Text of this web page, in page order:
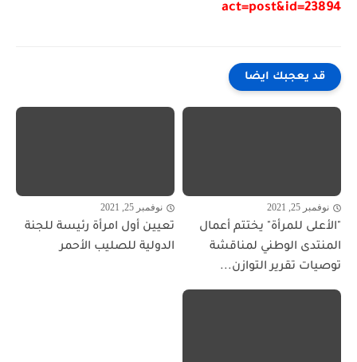
act=post&id=23894
قد يعجبك ايضا
نوفمبر 25, 2021
"الأعلى للمرأة" يختتم أعمال
المنتدى الوطني لمناقشة
توصيات تقرير التوازن...
نوفمبر 25, 2021
تعيين أول امرأة رئيسة للجنة
الدولية للصليب الأحمر